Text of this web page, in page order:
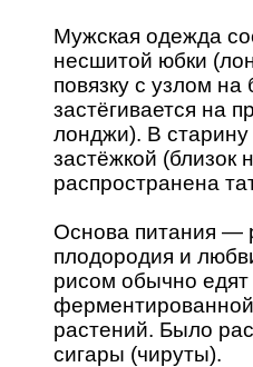
Мужская одежда
несшитой юбки
повязку с узлом
застёгивается на
лонджи). В
застёжкой
распространена
Основа питания —
плодородия и
рисом обычно
растений. Было
сигары (чируты).